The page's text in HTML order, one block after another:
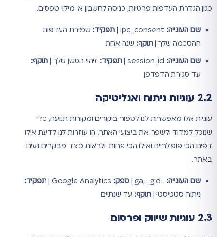
כגון הגדרת העדפות פרטיות, כניסה לחשבון או מילוי טפסים.
שם העוגייה: תפקיד: שמירת העדפות
ההסכמה שלך | תוקף: שנה אחת
שם העוגייה:
תפקיד: זיהוי הסשן שלך | תוקף:
עד סגירת הדפדפן
2.2 עוגיות ניתוח ואנליטיקה
עוגיות אלו מאפשרות לנו לספור ביקורים ומקורות תנועה, כדי
שנוכל למדוד ולשפר את ביצועי האתר. הן עוזרות לנו לדעת אילו
דפים הכי פופולריים ואילו הכי פחות, ולראות כיצד מבקרים נעים
באתר.
שם העוגייה: _ga, _gid | ספק:
תפקיד:
ניתוח סטטיסטי | תוקף: עד שנתיים
2.3 עוגיות שיווק ופרסום